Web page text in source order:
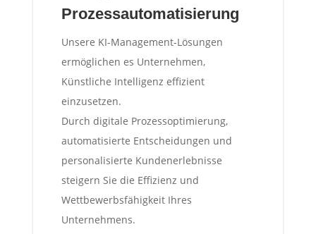
Prozessautomatisierung
Unsere KI-Management-Lösungen
ermöglichen es Unternehmen,
Künstliche Intelligenz effizient
einzusetzen.
Durch digitale Prozessoptimierung,
automatisierte Entscheidungen und
personalisierte Kundenerlebnisse
steigern Sie die Effizienz und
Wettbewerbsfähigkeit Ihres
Unternehmens.